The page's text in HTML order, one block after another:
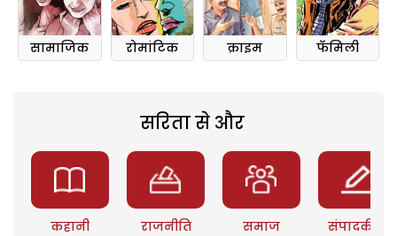
सामाजिक रोमांटिक क्राइम फॅमिली
सरिता से और
कहानी राजनीति समाज संपादकीय